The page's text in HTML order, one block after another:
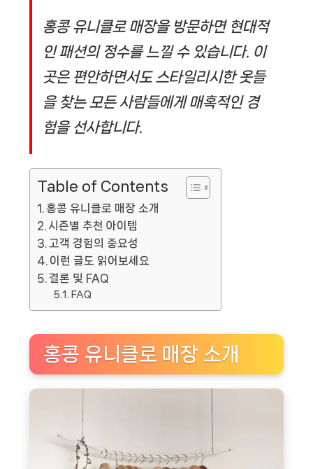
홍콩 유니클로 매장을 방문하면 현대적
인 패션의 정수를 느낄 수 있습니다. 이
곳은 편안하면서도 스타일리시한 옷들
을 찾는 모든 사람들에게 매혹적인 경
험을 선사합니다.
Table of Contents
홍콩 유니클로 매장 소개
시즌별 추천 아이템
고객 경험의 중요성
이런 글도 읽어보세요
결론 및 FAQ
FAQ
홍콩 유니클로 매장 소개